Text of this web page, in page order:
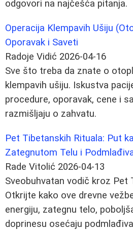
odgovori na najčešća pitanja.
Operacija Klempavih Ušiju
Oporavak i Saveti
Radoje Vidić 2026-04-16
Sve što treba da znate o
klempavih ušiju. Iskustva
procedure, oporavak, cene i
razmišljaju o zahvatu.
Pet Tibetanskih Rituala: Put
Zategnutom Telu i
Rade Vitolić 2026-04-13
Sveobuhvatan vodič kroz Pet
Otkrijte kako ove drevne
energiju, zategnu telo,
doprinesu osećaju